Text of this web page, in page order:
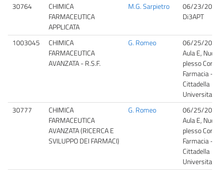
30764
CHIMICA
FARMACEUTICA
APPLICATA
M.G. Sarpietro
06/23/
Di3APT
1003045
CHIMICA
FARMACEUTICA
AVANZATA - R.S.F.
G. Romeo
06/25/
Aula E,
plesso
Farmacia -
Cittadella
Universitaria
30777
CHIMICA
FARMACEUTICA
AVANZATA (RICERCA E
SVILUPPO DEI FARMACI)
G. Romeo
06/25/
Aula E,
plesso
Farmacia -
Cittadella
Universitaria